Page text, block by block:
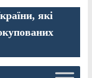
які